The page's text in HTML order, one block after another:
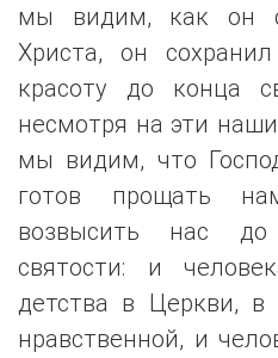
мы видим, как он
Христа, он
красоту до конца
несмотря на эти
мы видим, что
готов прощать
возвысить нас до
святости: и
детства в Церкви, в
нравственной, и